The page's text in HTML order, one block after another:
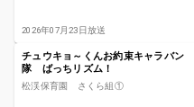
2026年07月23日放送
チュウキョ～くんお約束キャラバン
隊 ばっちリズム！
松渓保育園 さくら組①